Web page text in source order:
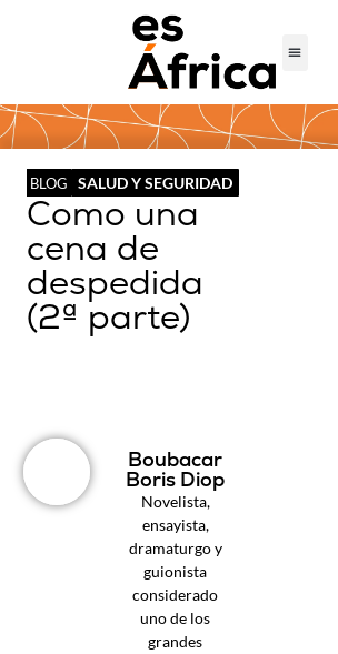
BLOG SALUD Y SEGURIDAD
Como una
cena de
despedida
(2ª parte)
Boubacar
Boris Diop
Novelista,
ensayista,
dramaturgo y
guionista
considerado
uno de los
grandes